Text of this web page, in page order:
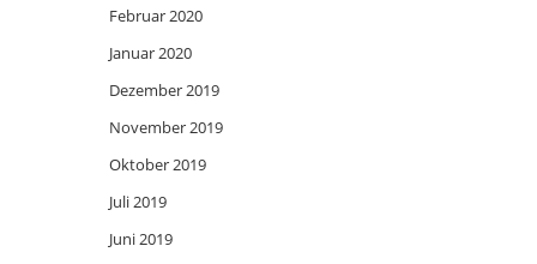
Februar 2020
Januar 2020
Dezember 2019
November 2019
Oktober 2019
Juli 2019
Juni 2019